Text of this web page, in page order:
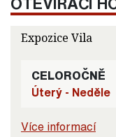
Expozice Vila
CELOROČNĚ
Úterý - Neděle
Více informací